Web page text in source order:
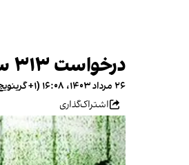
درخواست ۳۱۳ سازمان، کارشناس و برنده نوبل برای پاسخگو کردن تهران درباره کشتار ۶۷
۲۶ مرداد ۱۴۰۳، ۱۶:۰۸ (‎+۱ گرینویچ)
اشتراک‌گذاری